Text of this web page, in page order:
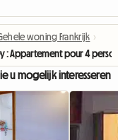
woning Frankrijk ›
: Appartement pour 4
u mogelijk interesseren